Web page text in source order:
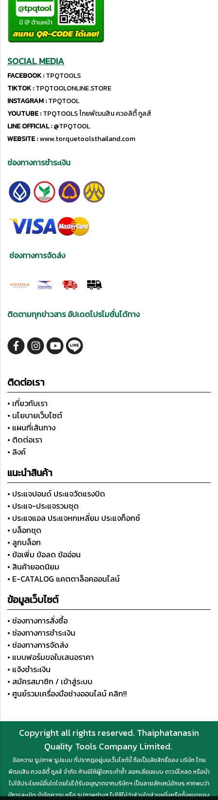
SOCIAL MEDIA
FACEBOOK :TPQTOOLS
TIKTOK :TPQTOOLONLINE.STORE
INSTAGRAM :TPQTOOL
YOUTUBE :TPQTOOLS ไทยพัฒนสิน ควอลิตี้ ทูลส์
LINE OFFICIAL :@TPQTOOL
WEBSITE :www.torquetoolsthailand.com
ช่องทางการชำระเงิน
ช่องทางการจัดส่ง
ติดตามทุกข่าวสาร อัปเดตโปรโมชั่นได้ทาง
ติดต่อเรา
• เกี่ยวกับเรา
• นโยบายเว็บไซต์
• แผนที่เส้นทาง
• ติดต่อเรา
• ลิงค์
แนะนำสินค้า
• ประแจปอนด์ ประแจวัดแรงบิด
• ประแจ-ประแจรวมชุด
• ประแจแอล ประแจหกเหลี่ยม ประแจท็อกซ์
• บล็อกชุด
• ลูกบล็อก
• ข้อเพิ่ม ข้อลด ข้ออ่อน
• สินค้ายอดนิยม
• E-CATALOG แคตตาล็อคออนไลน์
ข้อมูลเว็บไซต์
• ช่องทางการสั่งซื้อ
• ช่องทางการชำระเงิน
• ช่องทางการจัดส่ง
• แบบฟอร์มขอใบเสนอราคา
• แจ้งชำระเงิน
• สมัครสมาชิก / เข้าสู่ระบบ
• ศูนย์รวมเครื่องมือช่างออนไลน์ คลิก!!
Copyright all rights reserved. Thaiphatanasin
Quality Tools Company Limited.
ข้อความ รูปภาพ รูปแบบ ที่ปรากฏอยู่บนเว็บไซต์นี้ ถือเป็นลิขสิทธิ์ของ บริษัท ไทย
พัฒนสิน ควอลิตี้ ทูลส์ จำกัด ห้ามมิให้ผู้ใดกระทำซ้ำ ลอกเลียนแบบ ดาวน์โหลด หรือนำ
ไปใช้ประโยชน์อื่นใดโดยไม่ได้รับอนุญาตจากบริษัทฯ เป็นลายลักษณ์อักษร หากพบว่า
มีการละเมิด นำข้อความ หรือ รูปภาพต่างๆ ไปใช้ไม่ว่าส่วนใดส่วนหนึ่งหรือทั้งหมดของ